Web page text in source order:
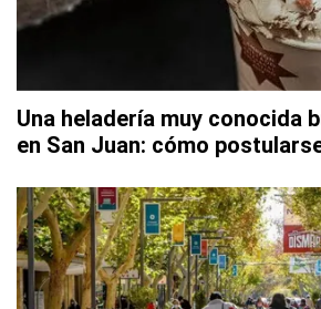
Una heladería muy conocida
en San Juan: cómo